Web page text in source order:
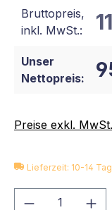
Bruttopreis,
inkl. MwSt.:
Unser
Nettopreis:
Preise exkl.
Lieferzeit: 10-14
Produkt